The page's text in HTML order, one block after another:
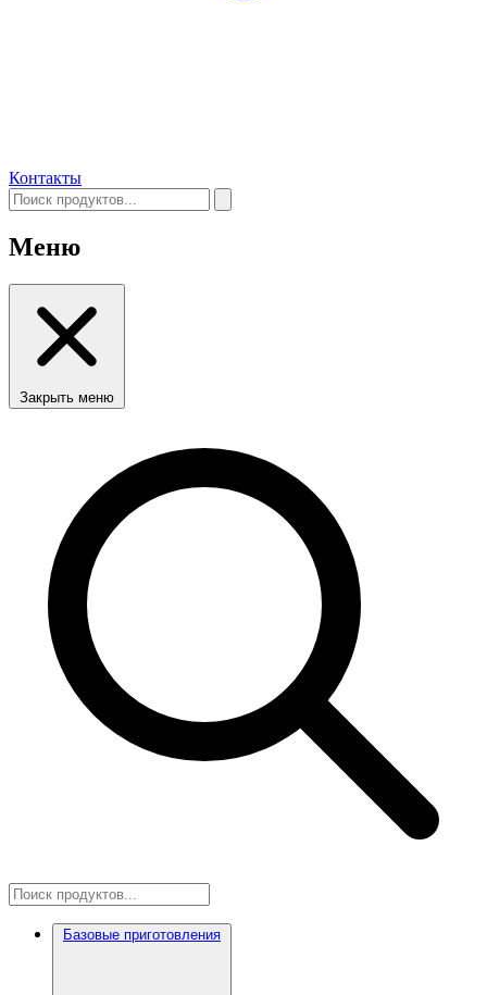
Контакты
Меню
Закрыть меню
Базовые приготовления